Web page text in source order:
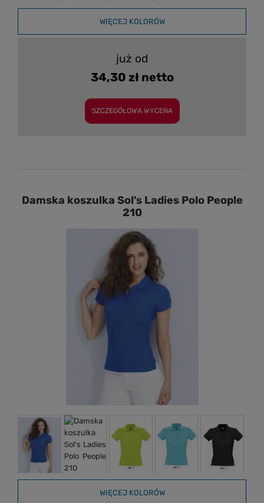
WIĘCEJ KOLORÓW
już od
34,30 zł netto
SZCZEGÓŁOWA WYCENA
Damska koszulka Sol's Ladies Polo People
210
WIĘCEJ KOLORÓW